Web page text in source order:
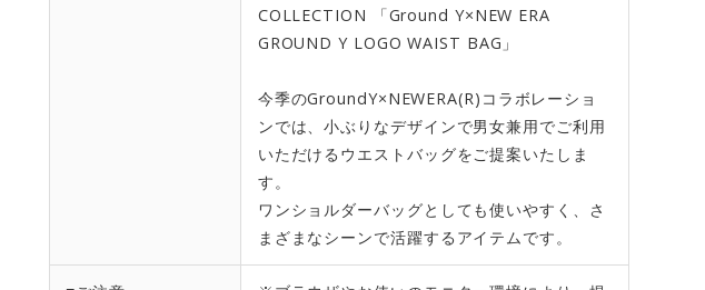
COLLECTION 「Ground Y×NEW ERA
GROUND Y LOGO WAIST BAG」
今季のGroundY×NEWERA(R)コラボレーショ
ンでは、小ぶりなデザインで男女兼用でご利用
いただけるウエストバッグをご提案いたしま
す。
ワンショルダーバッグとしても使いやすく、さ
まざまなシーンで活躍するアイテムです。